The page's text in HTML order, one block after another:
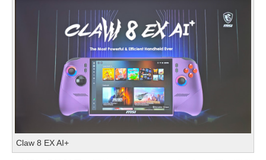
Claw 8 EX AI+